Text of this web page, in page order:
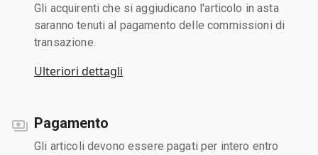
Gli acquirenti che si aggiudicano l'articolo in asta
saranno tenuti al pagamento delle commissioni di
transazione.
Ulteriori dettagli
Pagamento
Gli articoli devono essere pagati per intero entro